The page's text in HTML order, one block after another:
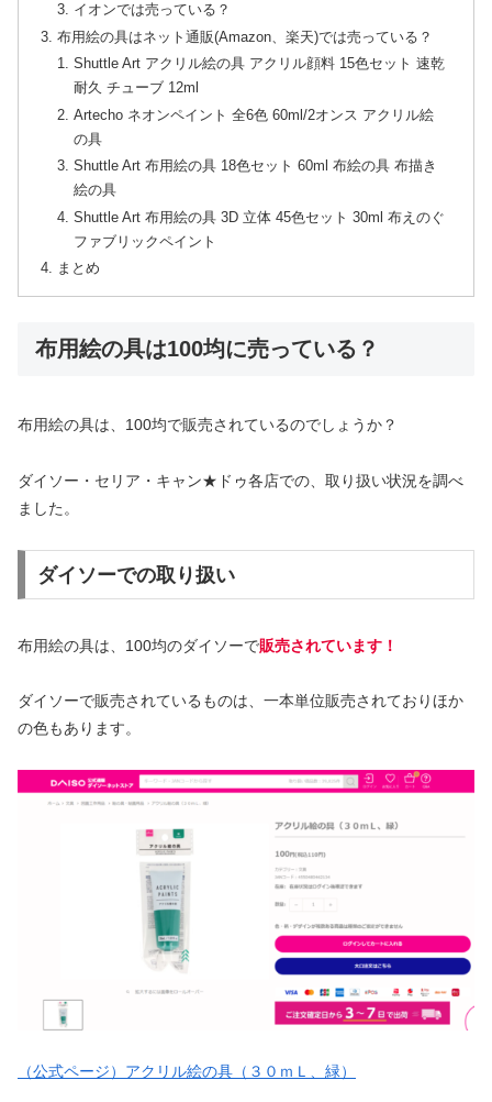
イオンでは売っている？
布用絵の具はネット通販(Amazon、楽天)では売っている？
Shuttle Art アクリル絵の具 アクリル顔料 15色セット 速乾
耐久 チューブ 12ml
Artecho ネオンペイント 全6色 60ml/2オンス アクリル絵
の具
Shuttle Art 布用絵の具 18色セット 60ml 布絵の具 布描き
絵の具
Shuttle Art 布用絵の具 3D 立体 45色セット 30ml 布えのぐ
ファブリックペイント
まとめ
布用絵の具は100均に売っている？
布用絵の具は、100均で販売されているのでしょうか？
ダイソー・セリア・キャン★ドゥ各店での、取り扱い状況を調べ
ました。
ダイソーでの取り扱い
布用絵の具は、100均のダイソーで販売されています！
ダイソーで販売されているものは、一本単位販売されておりほか
の色もあります。
（公式ページ）アクリル絵の具（３０ｍＬ、緑）